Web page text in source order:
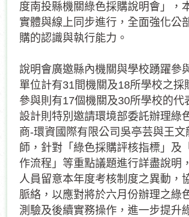
度南投縣機關綠色採購說明會」，
實體與線上同步進行，全面強化公
購的認識與執行能力。
說明會廣邀縣內機關與學校踴躍參
單位計有31間機關及18所學校之採
參與則有17個機關及30所學校的代
設計則特別邀請環境部委託辦理綠
商-環資國際有限公司吳亭芸與王文
師，針對「綠色採購評核指標」及
作流程」等重點議題進行詳盡說明
人員留意本年度考核制度之異動，
脈絡，以應對將於六月份辦理之綠
測驗及後續實務操作，進一步提升